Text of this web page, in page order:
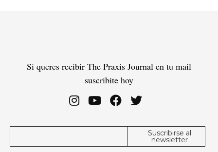
Si queres recibir The Praxis Journal en tu mail
suscribite hoy